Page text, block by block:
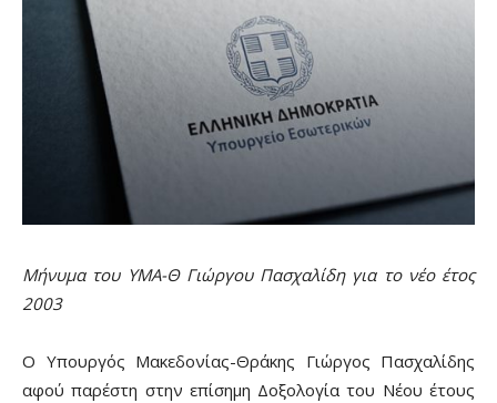
Μήνυμα του ΥΜΑ-Θ Γιώργου Πασχαλίδη για το νέο έτος
2003
Ο Υπουργός Μακεδονίας-Θράκης Γιώργος Πασχαλίδης
αφού παρέστη στην επίσημη Δοξολογία του Νέου έτους